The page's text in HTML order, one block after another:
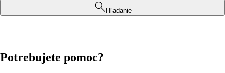
Hľadanie
Potrebujete pomoc?